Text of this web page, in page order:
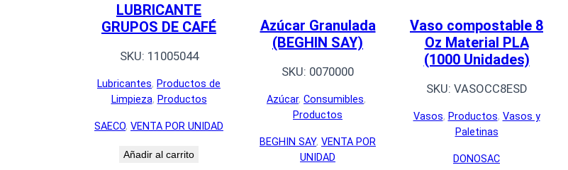
LUBRICANTE
GRUPOS DE CAFÉ
SKU: 11005044
Lubricantes, Productos de
Limpieza, Productos
SAECO, VENTA POR UNIDAD
Añadir al carrito
Azúcar Granulada
(BEGHIN SAY)
SKU: 0070000
Azúcar, Consumibles
Productos
BEGHIN SAY, VENTA POR
UNIDAD
Vaso compostable 8
Oz Material PLA
(1000 Unidades)
SKU: VASOCC8ESD
Vasos, Productos, Vasos y
Paletinas
DONOSAC